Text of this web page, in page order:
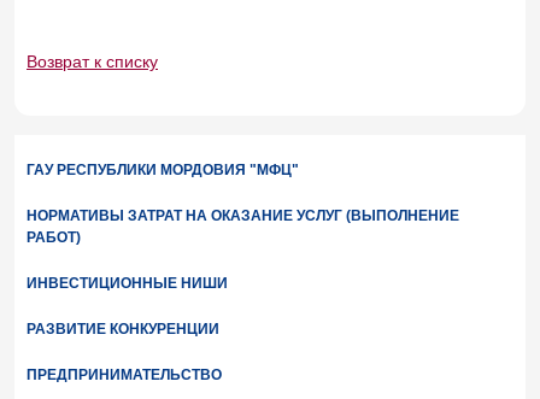
ГАУ РЕСПУБЛИКИ МОРДОВИЯ "МФЦ"
НОРМАТИВЫ ЗАТРАТ НА ОКАЗАНИЕ УСЛУГ (ВЫПОЛНЕНИЕ
РАБОТ)
ИНВЕСТИЦИОННЫЕ НИШИ
РАЗВИТИЕ КОНКУРЕНЦИИ
ПРЕДПРИНИМАТЕЛЬСТВО
Возврат к списку